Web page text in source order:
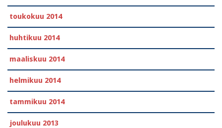
toukokuu 2014
huhtikuu 2014
maaliskuu 2014
helmikuu 2014
tammikuu 2014
joulukuu 2013